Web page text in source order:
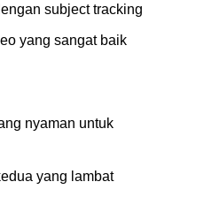
subject tracking
yang sangat baik
nyaman untuk
yang lambat